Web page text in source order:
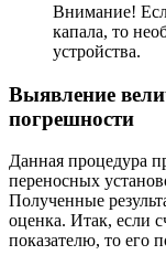
Внимание!
капала, то
устройства.
Выявление
погрешности
Данная процедура
переносных
Полученные
оценка. Итак, если
показателю, то его